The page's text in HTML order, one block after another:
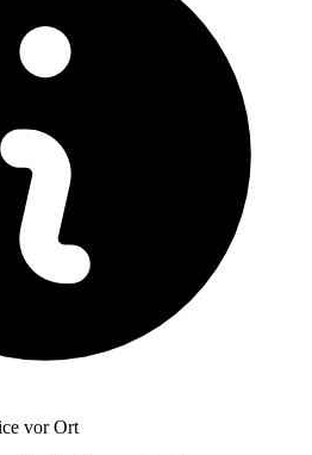
vor Ort